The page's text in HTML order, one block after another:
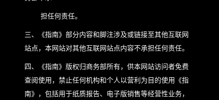
担任何责任。
三、《指南》部分内容和脚注涉及或链接至其他互联网
站点，本网站对其他互联网站点内容不承担任何责任。
四、《指南》版权归商务部所有，供本网站访问者免费
查阅使用，禁止任何机构和个人以营利为目的使用《指
南》，包括用于纸质报告、电子版销售等经营性业务，